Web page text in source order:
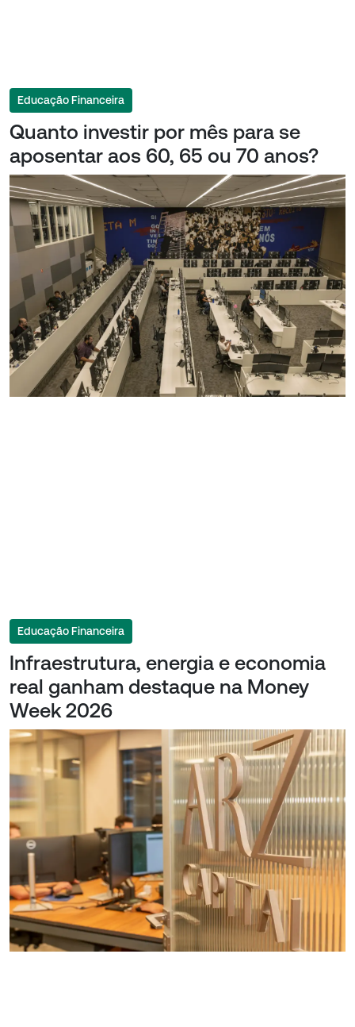
Educação Financeira
Quanto investir por mês para se
aposentar aos 60, 65 ou 70 anos?
Educação Financeira
Infraestrutura, energia e economia
real ganham destaque na Money
Week 2026